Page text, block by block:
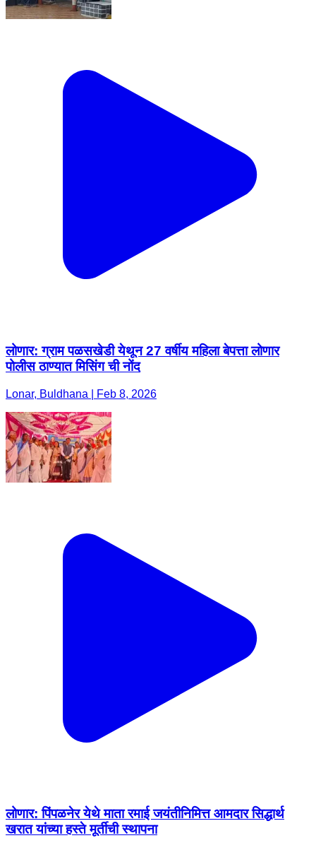
लोणार: ग्राम पळसखेडी येथून 27 वर्षीय महिला बेपत्ता लोणार
पोलीस ठाण्यात मिसिंग ची नोंद
Lonar, Buldhana | Feb 8, 2026
लोणार: पिंपळनेर येथे माता रमाई जयंतीनिमित्त आमदार सिद्धार्थ
खरात यांच्या हस्ते मूर्तीची स्थापना